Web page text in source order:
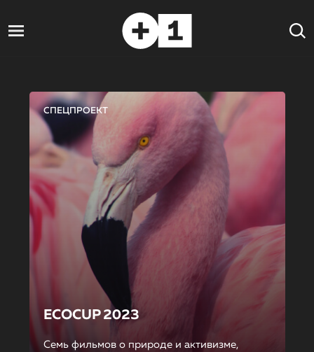
СПЕЦПРОЕКТ
ECOCUP 2023
Семь фильмов о природе и активизме,